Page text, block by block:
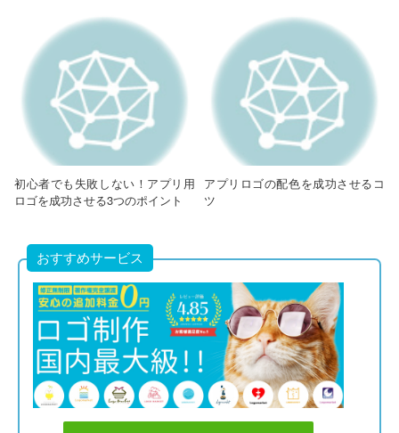
初心者でも失敗しない！アプリ用
ロゴを成功させる3つのポイント
アプリロゴの配色を成功させるコ
ツ
おすすめサービス